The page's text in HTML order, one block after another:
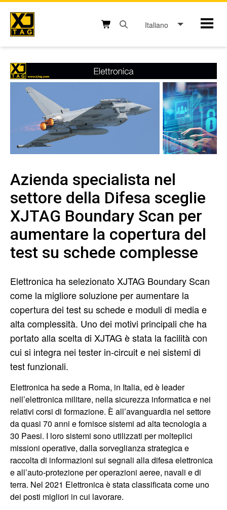
Skip
content
Italiano
Azienda specialista nel
settore della Difesa sceglie
XJTAG Boundary Scan per
aumentare la copertura del
test su schede complesse
Elettronica ha selezionato XJTAG Boundary Scan
come la migliore soluzione per aumentare la
copertura dei test su schede e moduli di media e
alta complessità. Uno dei motivi principali che ha
portato alla scelta di XJTAG è stata la facilità con
cui si integra nei tester in-circuit e nei sistemi di
test funzionali.
Elettronica ha sede a Roma, in Italia, ed è leader
nell’elettronica militare, nella sicurezza informatica e nei
relativi corsi di formazione. È all’avanguardia nel settore
da quasi 70 anni e fornisce sistemi ad alta tecnologia a
30 Paesi. I loro sistemi sono utilizzati per molteplici
missioni operative, dalla sorveglianza strategica e
raccolta di informazioni sui segnali alla difesa elettronica
e all’auto-protezione per operazioni aeree, navali e di
terra. Nel 2021 Elettronica è stata classificata come uno
dei posti migliori in cui lavorare.